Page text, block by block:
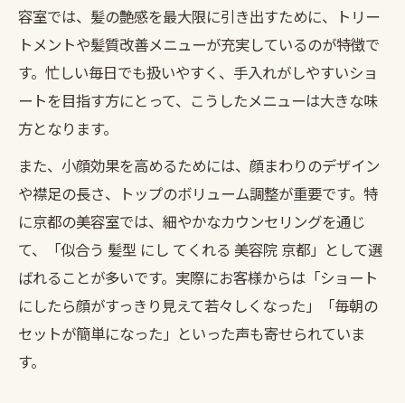
容室では、髪の艶感を最大限に引き出すために、トリー
トメントや髪質改善メニューが充実しているのが特徴で
す。忙しい毎日でも扱いやすく、手入れがしやすいショ
ートを目指す方にとって、こうしたメニューは大きな味
方となります。
また、小顔効果を高めるためには、顔まわりのデザイン
や襟足の長さ、トップのボリューム調整が重要です。特
に京都の美容室では、細やかなカウンセリングを通じ
て、「似合う 髪型 にし てくれる 美容院 京都」として選
ばれることが多いです。実際にお客様からは「ショート
にしたら顔がすっきり見えて若々しくなった」「毎朝の
セットが簡単になった」といった声も寄せられていま
す。